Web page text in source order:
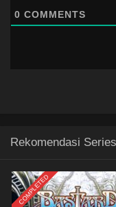
0 COMMENTS
Rekomendasi Series
COMPLETED